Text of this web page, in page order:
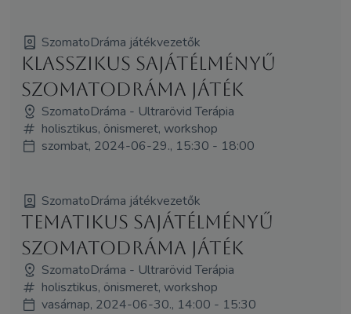
SzomatoDráma játékvezetők
Klasszikus sajátélményű
SzomatoDráma játék
SzomatoDráma - Ultrarövid Terápia
holisztikus, önismeret, workshop
szombat, 2024-06-29., 15:30 - 18:00
SzomatoDráma játékvezetők
Tematikus sajátélményű
SzomatoDráma játék
SzomatoDráma - Ultrarövid Terápia
holisztikus, önismeret, workshop
vasárnap, 2024-06-30., 14:00 - 15:30